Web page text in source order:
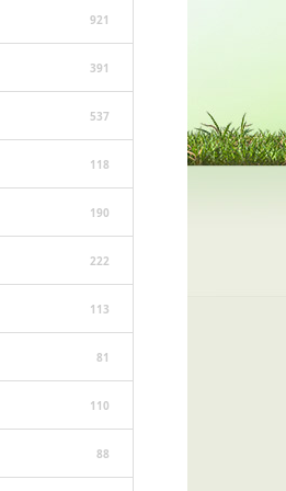
921
391
537
118
190
222
113
81
110
88